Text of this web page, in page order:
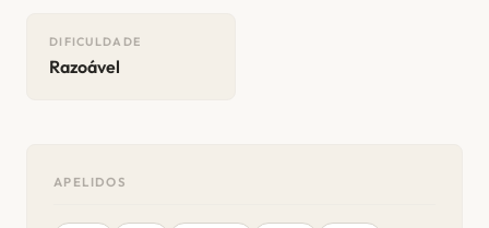
DIFICULDADE
Razoável
APELIDOS